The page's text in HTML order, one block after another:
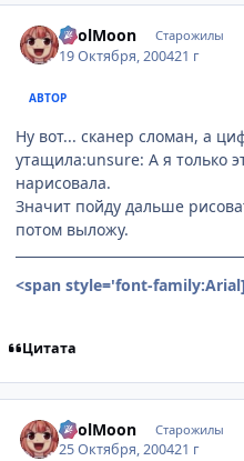
FoolMoon Старожилы
19 Октября, 200421 г
АВТОР
Ну вот... сканер сломан, а
утащила:unsure: А я только
нарисовала.
Значит пойду дальше
потом выложу.
<span style='font-family:Arial]
Цитата
FoolMoon Старожилы
25 Октября, 200421 г